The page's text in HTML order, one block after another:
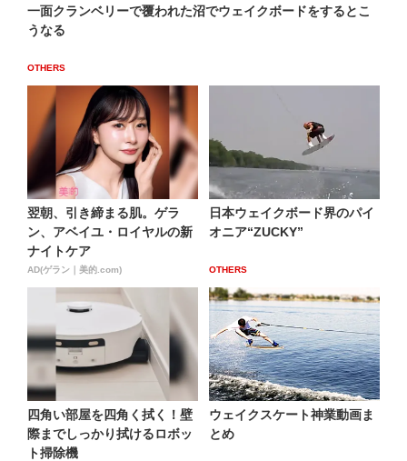
一面クランベリーで覆われた沼でウェイクボードをするとこ
うなる
OTHERS
翌朝、引き締まる肌。ゲラ
ン、アベイユ・ロイヤルの新
ナイトケア
AD(ゲラン｜美的.com)
日本ウェイクボード界のパイ
オニア“ZUCKY”
OTHERS
四角い部屋を四角く拭く！壁
際までしっかり拭けるロボッ
ト掃除機
ウェイクスケート神業動画ま
とめ